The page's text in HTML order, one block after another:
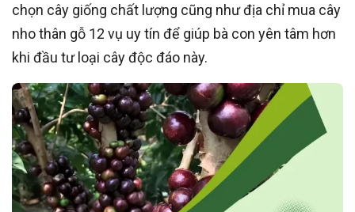
chọn cây giống chất lượng cũng như địa chỉ mua cây
nho thân gỗ 12 vụ uy tín để giúp bà con yên tâm hơn
khi đầu tư loại cây độc đáo này.